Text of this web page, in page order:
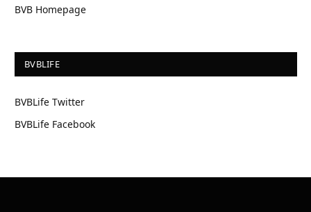
BVB Homepage
BVBLIFE
BVBLife Twitter
BVBLife Facebook